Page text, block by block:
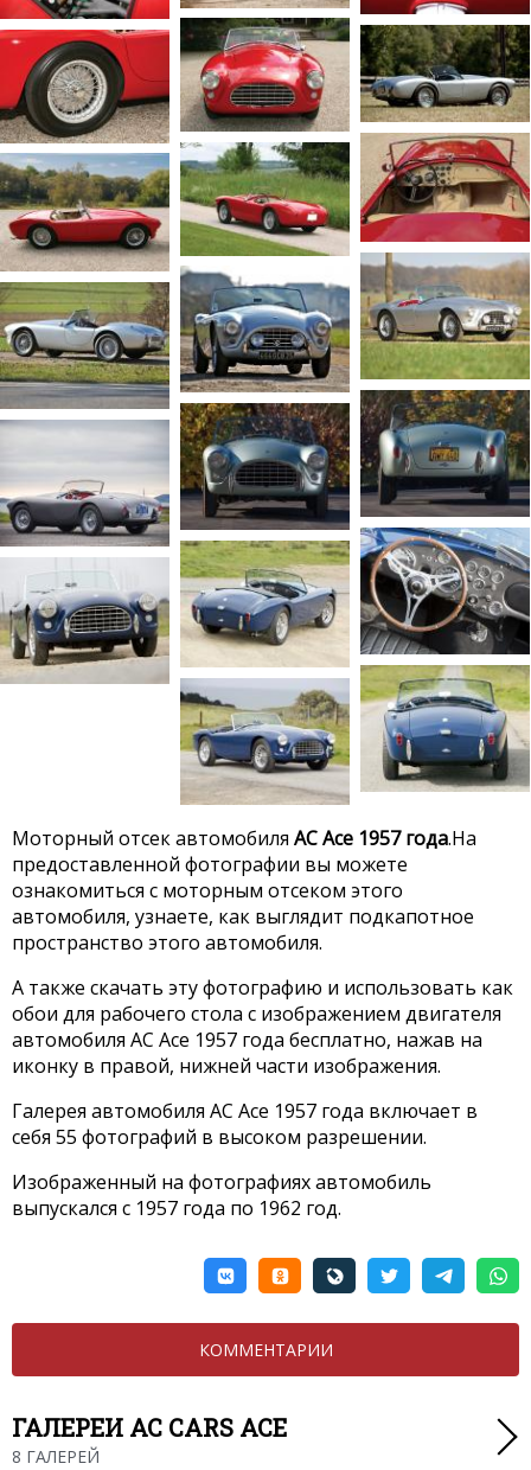
Моторный отсек автомобиля AC Ace 1957 года.На
предоставленной фотографии вы можете
ознакомиться с моторным отсеком этого
автомобиля, узнаете, как выглядит подкапотное
пространство этого автомобиля.
А также скачать эту фотографию и использовать как
обои для рабочего стола с изображением двигателя
автомобиля AC Ace 1957 года бесплатно, нажав на
иконку в правой, нижней части изображения.
Галерея автомобиля AC Ace 1957 года включает в
себя 55 фотографий в высоком разрешении.
Изображенный на фотографиях автомобиль
выпускался с 1957 года по 1962 год.
КОММЕНТАРИИ
ГАЛЕРЕИ AC CARS ACE
8 ГАЛЕРЕЙ